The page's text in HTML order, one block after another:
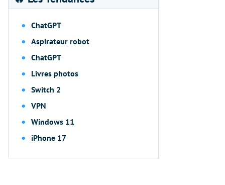
ChatGPT
Aspirateur robot
ChatGPT
Livres photos
Switch 2
VPN
Windows 11
iPhone 17